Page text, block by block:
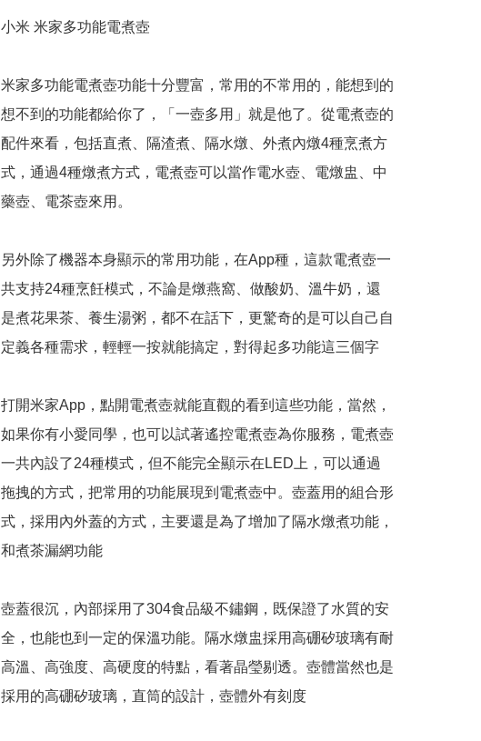
小米 米家多功能電煮壺
米家多功能電煮壺功能十分豐富，常用的不常用的，能想到的
想不到的功能都給你了，「一壺多用」就是他了。從電煮壺的
配件來看，包括直煮、隔渣煮、隔水燉、外煮內燉4種烹煮方
式，通過4種燉煮方式，電煮壺可以當作電水壺、電燉盅、中
藥壺、電茶壺來用。
另外除了機器本身顯示的常用功能，在App種，這款電煮壺一
共支持24種烹飪模式，不論是燉燕窩、做酸奶、溫牛奶，還
是煮花果茶、養生湯粥，都不在話下，更驚奇的是可以自己自
定義各種需求，輕輕一按就能搞定，對得起多功能這三個字
​打開米家App，點開電煮壺就能直觀的看到這些功能，當然，
如果你有小愛同學，也可以試著遙控電煮壺為你服務，電煮壺
一共內設了24種模式，但不能完全顯示在LED上，可以通過
拖拽的方式，把常用的功能展現到電煮壺中。壺蓋用的組合形
式，採用內外蓋的方式，主要還是為了增加了隔水燉煮功能，
和煮茶漏網功能
​壺蓋很沉，內部採用了304食品級不鏽鋼，既保證了水質的安
全，也能也到一定的保溫功能。隔水燉盅採用高硼矽玻璃有耐
高溫、高強度、高硬度的特點，看著晶瑩剔透。壺體當然也是
採用的高硼矽玻璃，直筒的設計，壺體外有刻度